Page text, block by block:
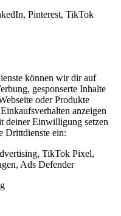
Pinterest, TikTok
können wir dir auf
gesponserte Inhalte
oder Produkte
anzeigen
deiner Einwilligung setzen
Drittdienste ein:
TikTok Pixel,
Ads Defender